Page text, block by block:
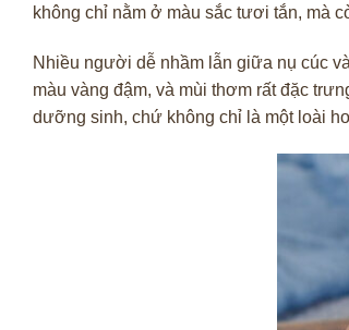
không chỉ nằm ở màu sắc tươi tắn, mà
Nhiều người dễ nhầm lẫn giữa nụ cúc
màu vàng đậm, và mùi thơm rất đặc
dưỡng sinh, chứ không chỉ là một loài